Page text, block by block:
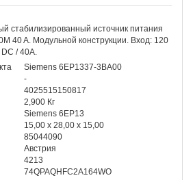
стабилизированный источник питания
40 A. Модульной конструкции. Вход: 120
/ 40A.
Siemens 6EP1337-3BA00
-
4025515150817
2,900 Кг
Siemens 6EP13
15,00 x 28,00 x 15,00
85044090
Австрия
4213
74QPAQHFC2A164WO